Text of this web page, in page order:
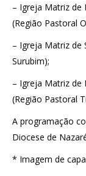
– Igreja Matriz de
(Região Pastoral
– Igreja Matriz de
Surubim);
– Igreja Matriz de
(Região Pastoral
A programação
Diocese de
* Imagem de